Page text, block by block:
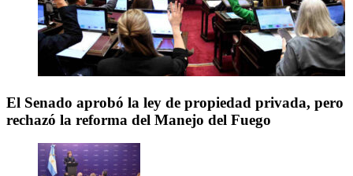
El Senado aprobó la ley de propiedad privada, pero
rechazó la reforma del Manejo del Fuego